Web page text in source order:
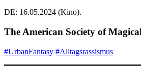
DE: 16.05.2024 (Kino).
The American Society of
#UrbanFantasy #Alltagsrassismus